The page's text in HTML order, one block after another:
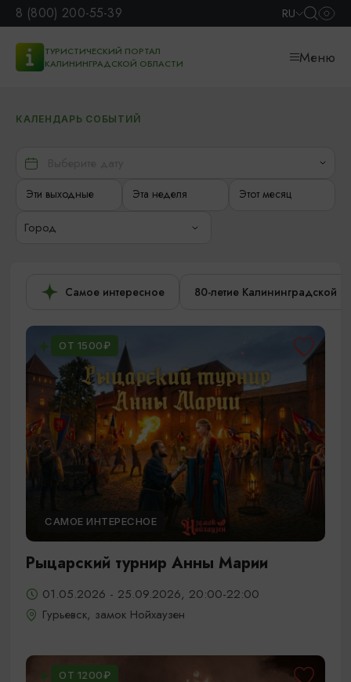
8 (800) 200-55-39 RU
ТУРИСТИЧЕСКИЙ ПОРТАЛ
КАЛИНИНГРАДСКОЙ ОБЛАСТИ
Меню
КАЛЕНДАРЬ СОБЫТИЙ
Эти выходные Эта неделя Этот месяц
Город
Самое интересное 80-летие Калининградской
ОТ 1500₽
САМОЕ ИНТЕРЕСНОЕ
Рыцарский турнир Анны Марии
01.05.2026 - 25.09.2026, 20:00-22:00
Гурьевск, замок Нойхаузен
ОТ 1200₽